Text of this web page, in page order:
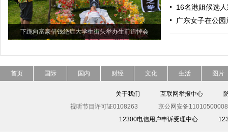
下跪向富豪借钱绝症大学生街头举办生前追悼会
16名港姐候选
广东女子在公
首页 国际 国内 财经 文化 生活 图片
关于我们 互联网举报中心
视听节目许可证0108263
京公网安备
12300电信用户申诉受理中心